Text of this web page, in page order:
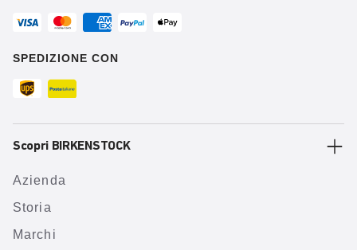
SPEDIZIONE CON
Scopri BIRKENSTOCK
Azienda
Storia
Marchi